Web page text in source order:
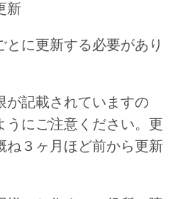
新
とに更新する必要があり
が記載されていますの
うにご注意ください。更
ね３ヶ月ほど前から更新